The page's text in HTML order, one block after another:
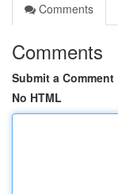
Comments
Comments
Submit a Comment
No HTML